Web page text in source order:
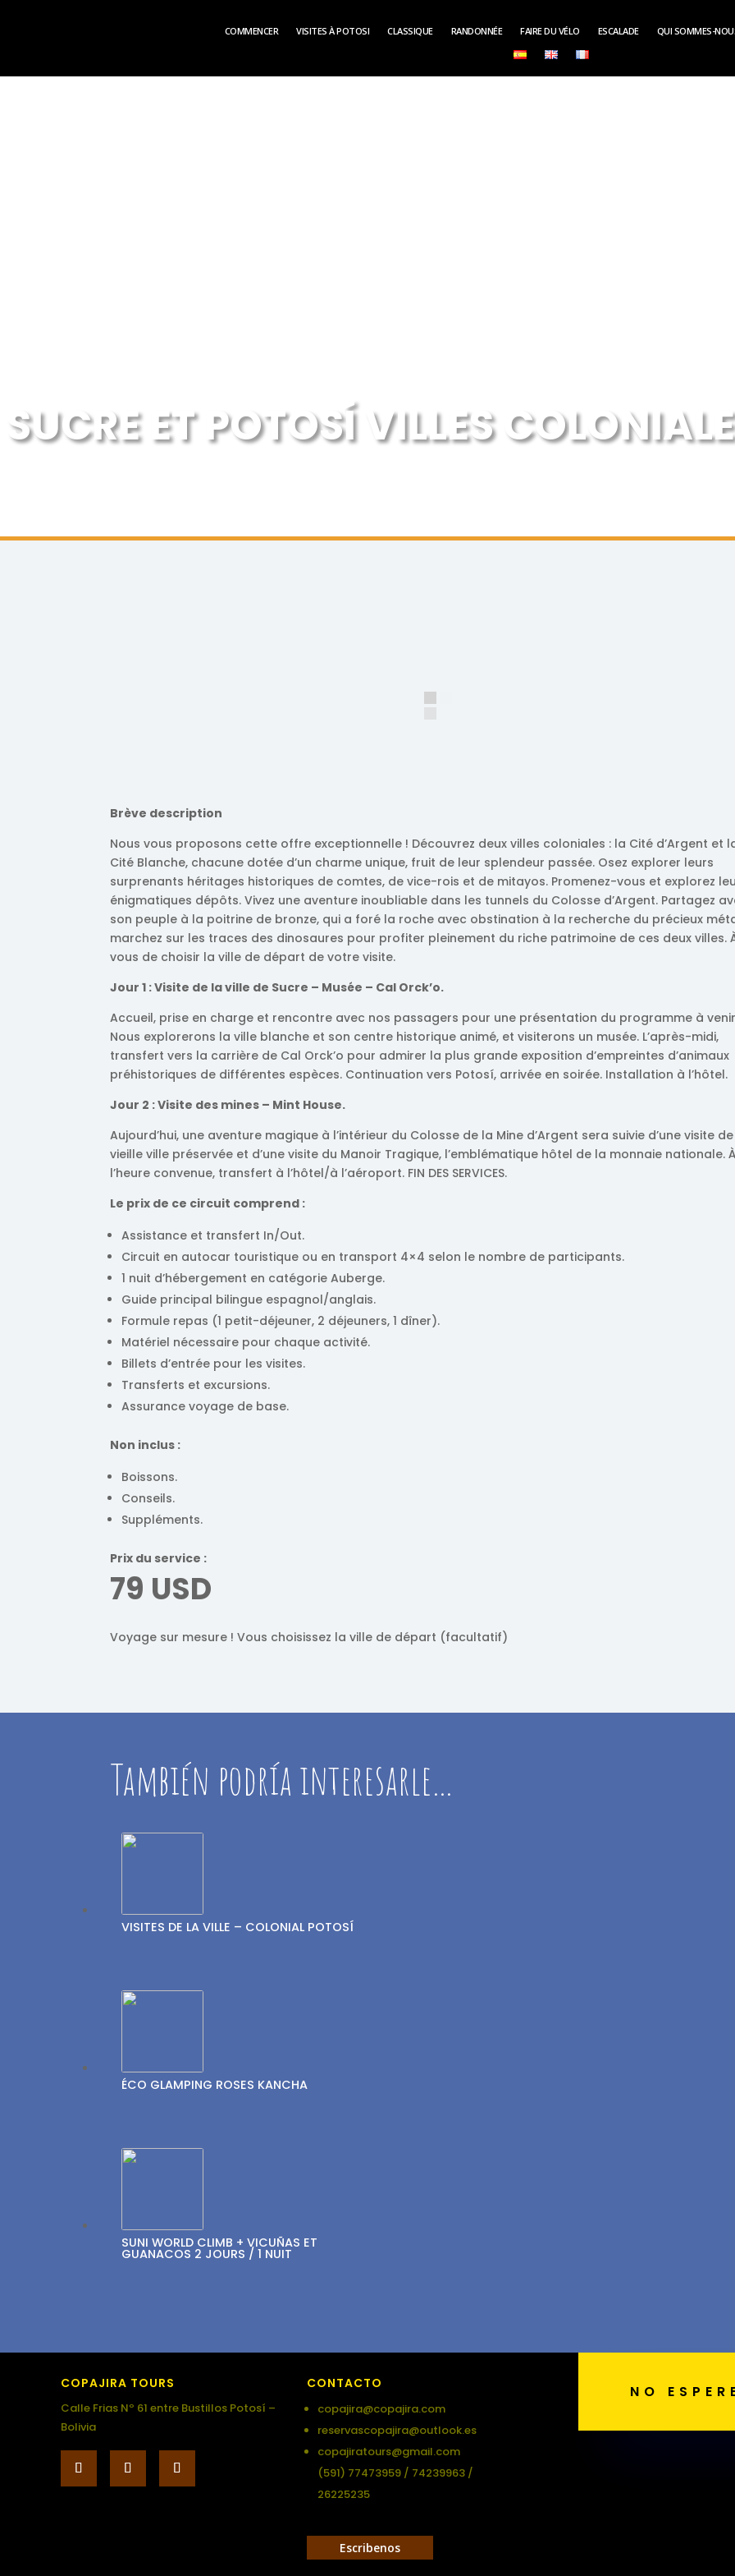
COMMENCER VISITES À POTOSI CLASSIQUE RANDONNÉE FAIRE DU VÉLO ESCALADE QUI SOMMES-
SUCRE ET POTOSÍ VILLES
Brève description
Nous vous proposons cette offre exceptionnelle ! Découvrez deux villes coloniales : la Cité d’Argent et
Cité Blanche, chacune dotée d’un charme unique, fruit de leur splendeur passée. Osez explorer leurs
surprenants héritages historiques de comtes, de vice-rois et de mitayos. Promenez-vous et explorez
énigmatiques dépôts. Vivez une aventure inoubliable dans les tunnels du Colosse d’Argent. Partagez
son peuple à la poitrine de bronze, qui a foré la roche avec obstination à la recherche du précieux
marchez sur les traces des dinosaures pour profiter pleinement du riche patrimoine de ces deux villes.
vous de choisir la ville de départ de votre visite.
Jour 1 : Visite de la ville de Sucre – Musée – Cal Orck’o.
Accueil, prise en charge et rencontre avec nos passagers pour une présentation du programme à
Nous explorerons la ville blanche et son centre historique animé, et visiterons un musée. L’après-midi,
transfert vers la carrière de Cal Orck’o pour admirer la plus grande exposition d’empreintes d’animaux
préhistoriques de différentes espèces. Continuation vers Potosí, arrivée en soirée. Installation à l’hôtel.
Jour 2 : Visite des mines – Mint House.
Aujourd’hui, une aventure magique à l’intérieur du Colosse de la Mine d’Argent sera suivie d’une visite
vieille ville préservée et d’une visite du Manoir Tragique, l’emblématique hôtel de la monnaie nationale.
l’heure convenue, transfert à l’hôtel/à l’aéroport. FIN DES SERVICES.
Le prix de ce circuit comprend :
Assistance et transfert In/Out.
Circuit en autocar touristique ou en transport 4×4 selon le nombre de participants.
1 nuit d’hébergement en catégorie Auberge.
Guide principal bilingue espagnol/anglais.
Formule repas (1 petit-déjeuner, 2 déjeuners, 1 dîner).
Matériel nécessaire pour chaque activité.
Billets d’entrée pour les visites.
Transferts et excursions.
Assurance voyage de base.
Non inclus :
Boissons.
Conseils.
Suppléments.
Prix ​​du service :
79 USD
Voyage sur mesure ! Vous choisissez la ville de départ (facultatif)
También podría interesarle…
VISITES DE LA VILLE – COLONIAL POTOSÍ
ÉCO GLAMPING ROSES KANCHA
SUNI WORLD CLIMB + VICUÑAS ET
GUANACOS 2 JOURS / 1 NUIT
COPAJIRA TOURS
Calle Frias Nº 61 entre Bustillos Potosí –
Bolivia
CONTACTO
copajira@copajira.com
reservascopajira@outlook.es
copajiratours@gmail.com
(591) 77473959 / 74239963 /
26225235
Escribenos
NO